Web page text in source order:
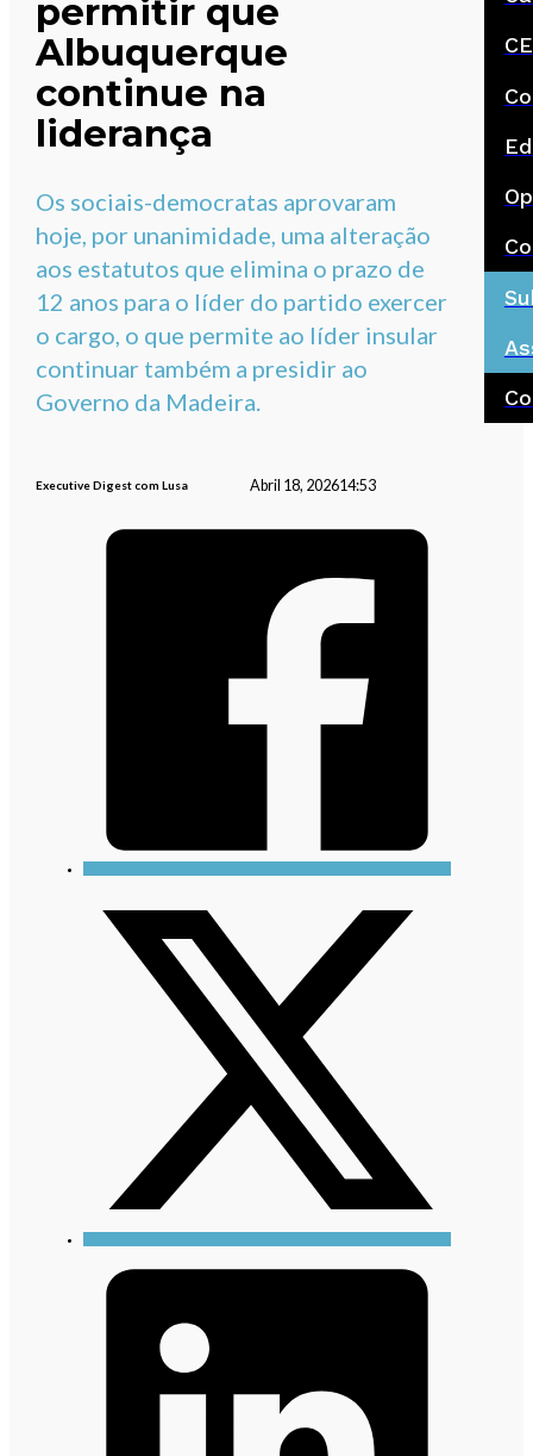
permitir que
Albuquerque
continue na
liderança
Os sociais-democratas aprovaram
hoje, por unanimidade, uma alteração
aos estatutos que elimina o prazo de
12 anos para o líder do partido exercer
o cargo, o que permite ao líder insular
continuar também a presidir ao
Governo da Madeira.
Executive Digest com Lusa Abril 18, 202614:53